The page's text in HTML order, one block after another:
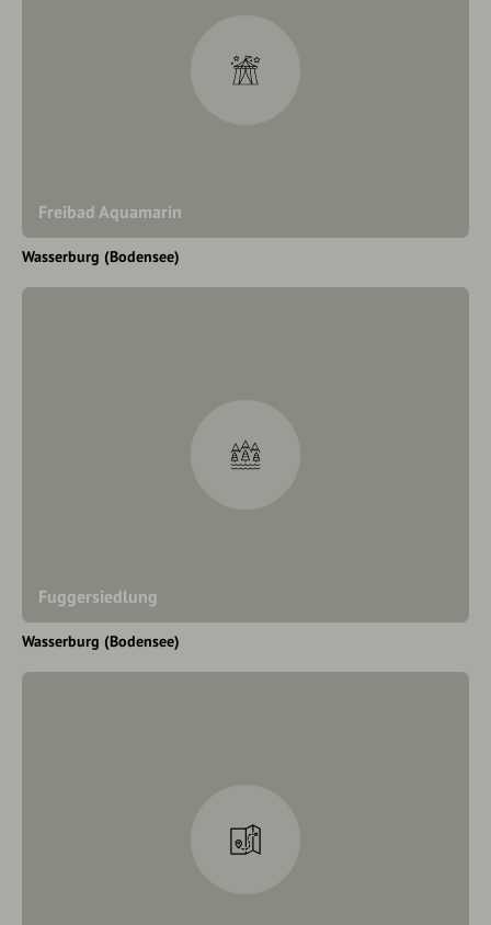
Freibad Aquamarin
Wasserburg (Bodensee)
Fuggersiedlung
Wasserburg (Bodensee)